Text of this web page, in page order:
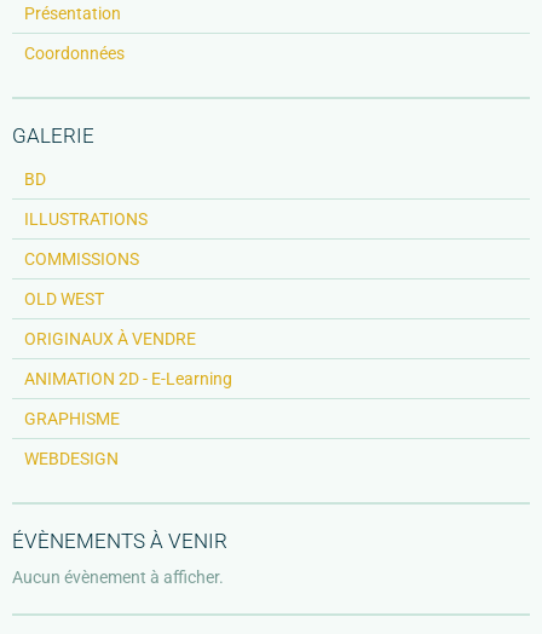
Présentation
Coordonnées
GALERIE
BD
ILLUSTRATIONS
COMMISSIONS
OLD WEST
ORIGINAUX À VENDRE
ANIMATION 2D - E-Learning
GRAPHISME
WEBDESIGN
ÉVÈNEMENTS À VENIR
Aucun évènement à afficher.